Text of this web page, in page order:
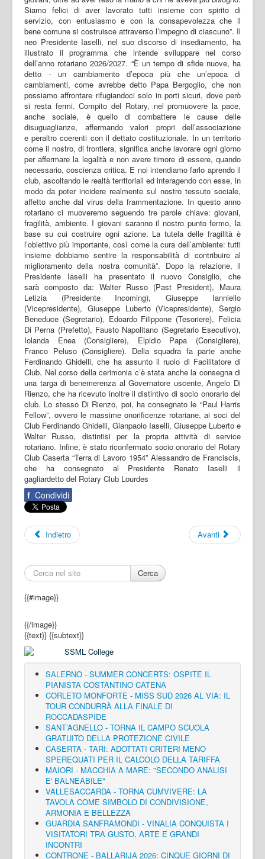
Siamo felici di aver lavorato tutti insieme con spirito di
servizio, con entusiasmo e con la consapevolezza che il
bene comune si costruisce attraverso l’impegno di ciascuno”. Il
neo Presidente Iaselli, nel suo discorso di insediamento, ha
illustrato il programma che intende sviluppare nel corso
dell’anno rotariano 2026/2027. “È un tempo di sfide nuove, ha
detto - un cambiamento d’epoca più che un’epoca di
cambiamenti, come avrebbe detto Papa Bergoglio, che non
possiamo affrontare rifugiandoci solo in porti sicuri, dove però
si resta fermi. Compito del Rotary, nel promuovere la pace,
anche sociale, è quello di combattere le cause delle
disuguaglianze, affermando valori propri dell’associazione
e peraltro coerenti con il dettato costituzionale. In un territorio
come il nostro, di frontiera, significa anche lavorare ogni giorno
per affermare la legalità e non avere timore di essere, quando
necessario, coscienza critica. E noi intendiamo farlo aprendo il
club, ascoltando le realtà territoriali ed interagendo con esse, in
modo da poter incidere realmente sul nostro tessuto sociale,
affetto anche dal virus della frammentazione. In questo anno
rotariano ci muoveremo seguendo tre parole chiave: giovani,
fragilità, ambiente. I giovani saranno il nostro punto fermo, la
base su cui costruire ogni azione. La tutela delle fragilità è
l’obiettivo più importante, così come la cura dell’ambiente: tutti
insieme dobbiamo sentire la responsabilità di contribuire al
miglioramento della nostra comunità”. Dopo la relazione, il
Presidente Iaselli ha presentato il nuovo Consiglio, che
sarà composto da: Walter Russo (Past President), Maura
Letizia (Presidente Incoming), Giuseppe Ianniello
(Vicepresidente), Giuseppe Luberto (Vicepresidente), Sergio
Beneduce (Segretario), Edoardo Filippone (Tesoriere), Felicia
Di Perna (Prefetto), Fausto Napolitano (Segretario Esecutivo),
Iolanda Enea (Consigliere), Elpidio Papa (Consigliere),
Franco Peluso (Consigliere). Della squadra fa parte anche
Ferdinando Ghidelli, che ha assunto il ruolo di Facilitatore di
Club. Nel corso della cerimonia c’è stata anche la consegna di
una targa di benemerenza al Governatore uscente, Angelo Di
Rienzo, che ha ricevuto inoltre il distintivo di socio onorario del
club. Lo stesso Di Rienzo, poi, ha consegnato le “Paul Harris
Fellow”, ovvero le massime onorificenze rotariane, ai soci del
Club Ferdinando Ghidelli, Gianpaolo Iaselli, Giuseppe Luberto e
Walter Russo, distintisi per la propria attività di service
rotariano. Infine, è stato riconfermato socio onorario del Rotary
Club Caserta “Terra di Lavoro 1954” Alessandro de Franciscis,
che ha consegnato al Presidente Renato Iaselli il
gagliardetto del Rotary Club Lourdes
f Condividi
Indietro Avanti
Cerca
{{#image}}
{{/image}}
{{text}} {{subtext}}
SALERNO - SUMMER CONCERTS: OSPITE IL
PIANISTA COSTANTINO CATENA
CORLETO MONFORTE - MISS SUD 2026 AL VIA: IL
TOUR CONDURRÀ ALLA FINALE DI
ROCCADASPIDE
SANT’AGNELLO - TORNA IL CAMPO SCUOLA
GRATUITO DELLA PROTEZIONE CIVILE
CASERTA - TARI: ADOTTATI CRITERI MENO
SPEREQUATI PER IL CALCOLO DELLA TARIFFA
MAIORI - MACCHIA A MARE: "SECONDO ANALISI
E' BALNEABILE"
VALLESACCARDA - TORNA CUMVIVERE: LA
TAVOLA COME SIMBOLO DI CONDIVISIONE,
ARMONIA E BELLEZZA
GUARDIA SANFRAMONDI - VINALIA CONQUISTA I
VISITATORI TRA GUSTO, ARTE E GRANDI
INCONTRI
CONTRONE - BALLARIJA 2026: CINQUE GIORNI DI